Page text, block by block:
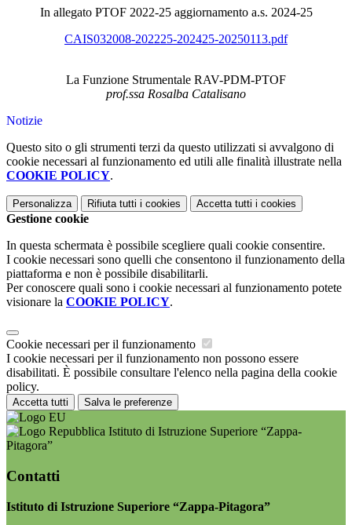
In allegato PTOF 2022-25 aggiornamento a.s. 2024-25
CAIS032008-202225-202425-20250113.pdf
La Funzione Strumentale RAV-PDM-PTOF
prof.ssa Rosalba Catalisano
Notizie
Questo sito o gli strumenti terzi da questo utilizzati si avvalgono di
cookie necessari al funzionamento ed utili alle finalità illustrate nella
COOKIE POLICY.
Personalizza Rifiuta tutti i cookies Accetta tutti i cookies
Gestione cookie
In questa schermata è possibile scegliere quali cookie consentire.
I cookie necessari sono quelli che consentono il funzionamento della
piattaforma e non è possibile disabilitarli.
Per conoscere quali sono i cookie necessari al funzionamento potete
visionare la COOKIE POLICY.
Cookie necessari per il funzionamento
I cookie necessari per il funzionamento non possono essere
disabilitati. È possibile consultare l'elenco nella pagina della cookie
policy.
Accetta tutti Salva le preferenze
Istituto di Istruzione Superiore “Zappa-
Pitagora”
Contatti
Istituto di Istruzione Superiore “Zappa-Pitagora”